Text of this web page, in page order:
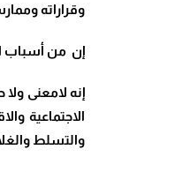
وقراراته
إن من أسباب
إنه لامعنى
الاجتماعية
والتسلط